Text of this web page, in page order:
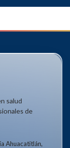
salud
de
Ahuacatitlán,